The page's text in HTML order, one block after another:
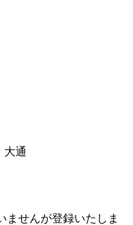
通
ませんが登録いたしま